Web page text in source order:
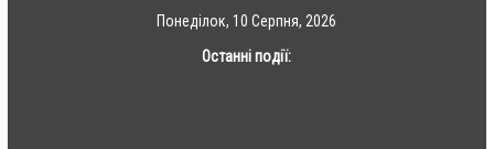
Понеділок, 10 Серпня, 2026
Останні події: